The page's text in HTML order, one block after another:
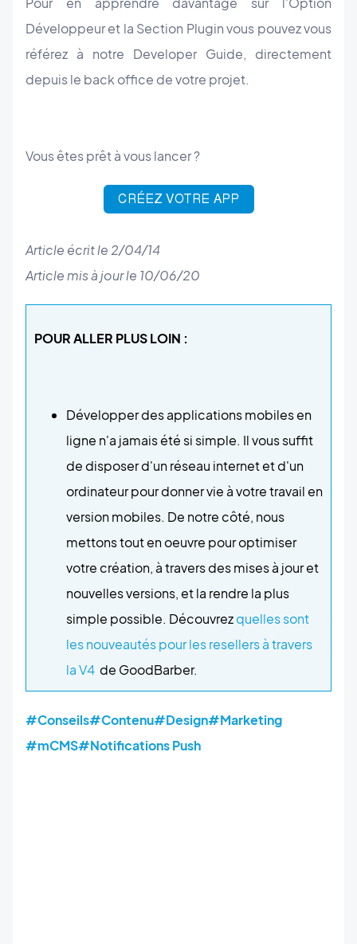
Développeur et la Section Plugin vous pouvez vous
référez à notre Developer Guide, directement
depuis le back office de votre projet.
Vous êtes prêt à vous lancer ?
Article écrit le 2/04/14
Article mis à jour le 10/06/20
POUR ALLER PLUS LOIN :
Développer des applications mobiles en
ligne n'a jamais été si simple. Il vous suffit
de disposer d'un réseau internet et d'un
ordinateur pour donner vie à votre travail en
version mobiles. De notre côté, nous
mettons tout en oeuvre pour optimiser
votre création, à travers des mises à jour et
nouvelles versions, et la rendre la plus
simple possible. Découvrezquelles sont
les nouveautés pour les resellers à travers
la V4 de GoodBarber.
#Conseils#Contenu#Design#Marketing
#mCMS#Notifications Push